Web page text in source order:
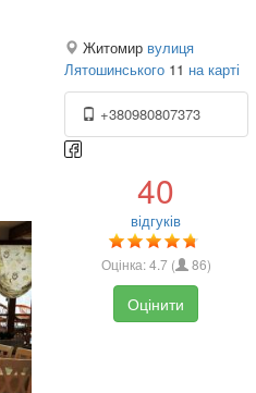
Житомир вулиця
Лятошинського11 на карті
+380980807373
40
відгуків
Оцінка:4.7 ( 86)
Оцінити